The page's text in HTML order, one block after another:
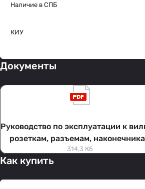
Наличие в СПБ
КИУ
Документы
Руководство по эксплуатации к
розеткам, разъемам,
кабельным ОКС (завод Kimpin)
314,3 Кб
Как купить